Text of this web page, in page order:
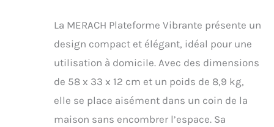
Réhabilitation】Les
vibrations douces
favorisent la
récupération
musculaire,
augmentent la densité
circulation et le
La MERACH Plateforme Vibrante présente un
design compact et élégant, idéal pour une
utilisation à domicile. Avec des dimensions
de 58 x 33 x 12 cm et un poids de 8,9 kg,
elle se place aisément dans un coin de la
maison sans encombrer l’espace. Sa